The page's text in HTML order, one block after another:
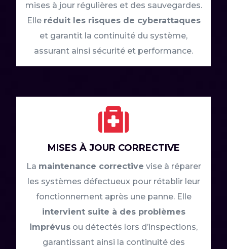
mises à jour régulières et des sauvegardes.
Elle réduit les risques de cyberattaques
et garantit la continuité du système,
assurant ainsi sécurité et performance.

MISES À JOUR CORRECTIVE
La maintenance corrective vise à réparer
les systèmes défectueux pour rétablir leur
fonctionnement après une panne. Elle
intervient suite à des problèmes
imprévus ou détectés lors d’inspections,
garantissant ainsi la continuité des